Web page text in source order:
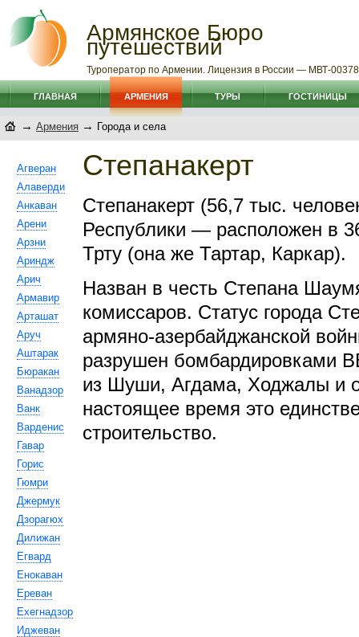
Армянское Бюро
путешествий
Туроператор по Армении. Лицензия в России — МВТ-
ГЛАВНАЯ АРМЕНИЯ ТУРЫ ГОСТИНИЦЫ
→ Армения → Города и села
Агверан
Алаверди
Анкаван
Арени
Арзни
Ариндж
Арич
Армавир
Арташат
Аруч
Аштарак
Бюракан
Ванадзор
Ванк
Варденис
Гавар
Горис
Гюмри
Джермук
Дзорагюх
Дилижан
Егвард
Енокаван
Ереван
Ехегнадзор
Иджеван
Степанакерт
Степанакерт (56,7 тыс.
Республики — расположен в
Трту (она же Тартар, Каркар).
Назван в честь Степана
комиссаров. Статус города
армяно-азербайджанской
разрушен бомбардировками
из Шуши, Агдама, Ходжалы и
настоящее время это
строительство.